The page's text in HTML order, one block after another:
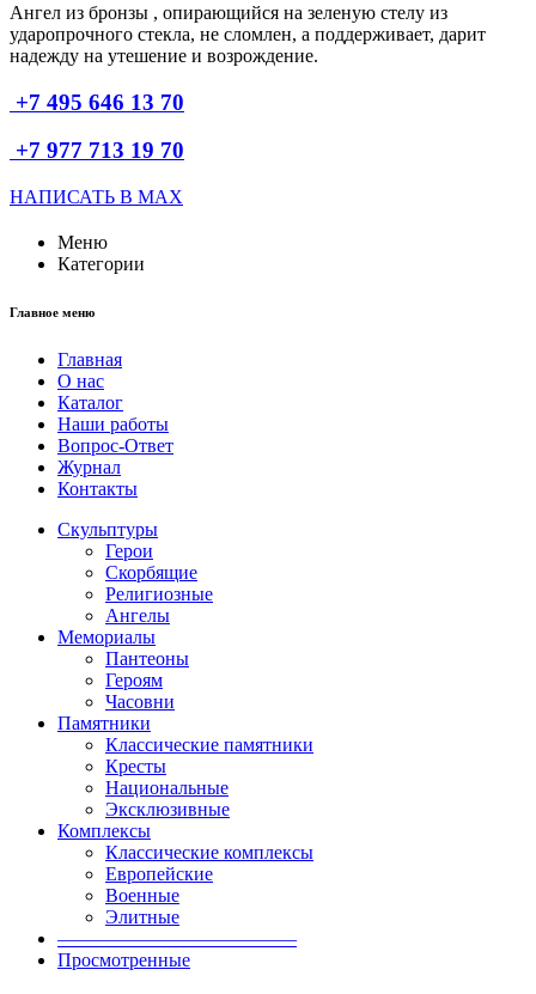
Ангел из бронзы , опирающийся на зеленую стелу из
ударопрочного стекла, не сломлен, а поддерживает, дарит
надежду на утешение и возрождение.
+7 495 646 13 70
+7 977 713 19 70
НАПИСАТЬ В MAX
Меню
Категории
Главное меню
Главная
О нас
Каталог
Наши работы
Вопрос-Ответ
Журнал
Контакты
Скульптуры
Герои
Скорбящие
Религиозные
Ангелы
Мемориалы
Пантеоны
Героям
Часовни
Памятники
Классические памятники
Кресты
Национальные
Эксклюзивные
Комплексы
Классические комплексы
Европейские
Военные
Элитные
————————————–
Просмотренные